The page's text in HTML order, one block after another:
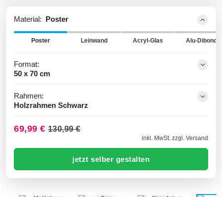
Material: Poster
Poster Leinwand Acryl-Glas Alu-Dibond
Format:
50 x 70 cm
Rahmen:
Holzrahmen Schwarz
69,99 € 130,99 €
inkl. MwSt. zzgl. Versand
jetzt selber gestalten